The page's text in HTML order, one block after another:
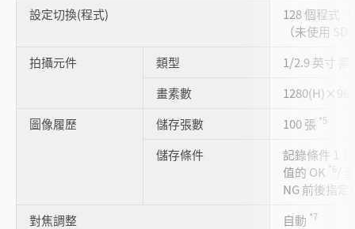
設定切換(程式)
128 個程式
（未使用 SD
拍攝元件
類型
1/2.9 英寸 黑
畫素數
圖像履歷
儲存張數 100 張 *5
儲存條件
記錄條件 1：
值的 OK *6
NG 前後指
對焦調整
自動 *7